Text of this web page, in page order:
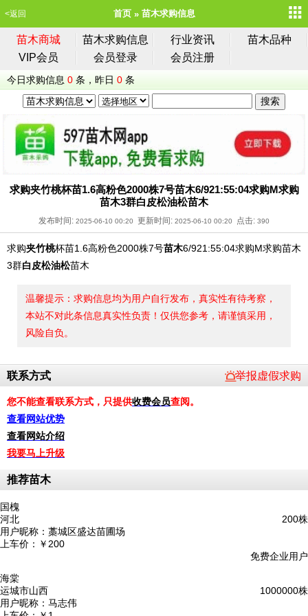
<返回 首页 苗木求购信息
苗木商城 苗木求购信息 行业资讯
苗木品种
VIP会员
会员登录 会员注册
今日求购信息 0 条，昨日 0 条
求购夹竹桃杯苗1.6高粉色2000株7号苗木6/921:55:04求购M求购
苗木3群白皮松油松苗木
发布时间: 2025-06-10 00:20 更新时间: 2025-06-10 00:20 点击: 390
求购夹竹桃杯苗1.6高粉色2000株7号苗木6/921:55:04求购M求购苗木
3群白皮松油松苗木
温馨提示：求购信息均为用户自行发布，真实性有待考察，
本站不对此条信息真实性负责！仅供您参考，请谨慎采用，
风险自负。
举报虚假求购
联系方式
您不能查看联系方式，只提供收费会员查阅。
查看网站优势
查看网站介绍
我要马上升级
推荐苗木
国槐
200株
河北
用户昵称： 藁城区盛达苗圃场
上车价： ￥200
免费企业用户
海棠
1000000株
运城市山西
用户昵称： 马志伟